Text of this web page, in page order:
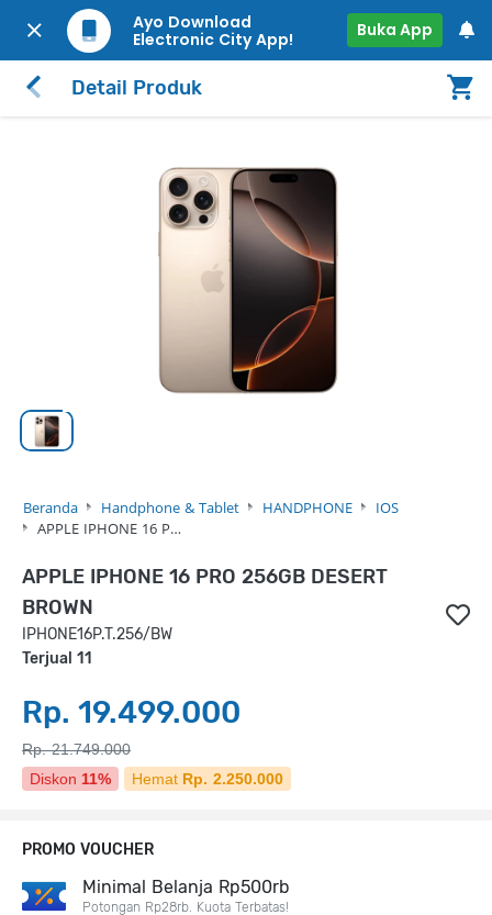
Ayo Download
Electronic City App!
Buka App
Detail Produk
Beranda Handphone & Tablet HANDPHONE
IOS
APPLE IPHONE 16 P…
APPLE IPHONE 16 PRO 256GB DESERT
BROWN
IPHONE16P.T.256/BW
Terjual 11
Rp. 19.499.000
Rp. 21.749.000
Diskon 11% Hemat Rp. 2.250.000
PROMO VOUCHER
Minimal Belanja Rp500rb
Potongan Rp28rb. Kuota Terbatas!